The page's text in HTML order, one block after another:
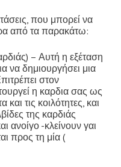
που μπορεί να
από τα παρακάτω:
– Αυτή η εξέταση
να δημιουργήσει μια
στον
η καρδια σας ως
και τις κοιλότητες, και
της καρδιάς
ανοίγο -κλείνουν γαι
προς τη μία (